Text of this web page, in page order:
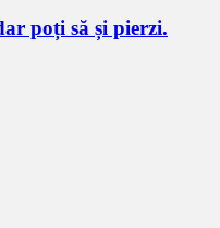
poți să și pierzi.